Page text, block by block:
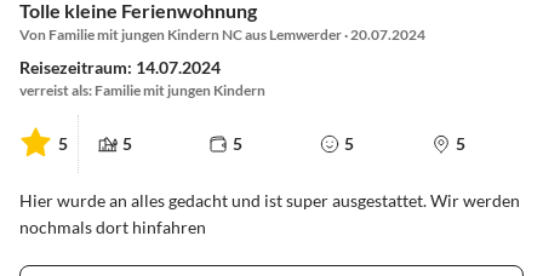
Tolle kleine Ferienwohnung
Von Familie mit jungen Kindern NC aus Lemwerder · 20.07.2024
Reisezeitraum: 14.07.2024
verreist als: Familie mit jungen Kindern
5 5 5 5 5
Hier wurde an alles gedacht und ist super ausgestattet. Wir werden
nochmals dort hinfahren